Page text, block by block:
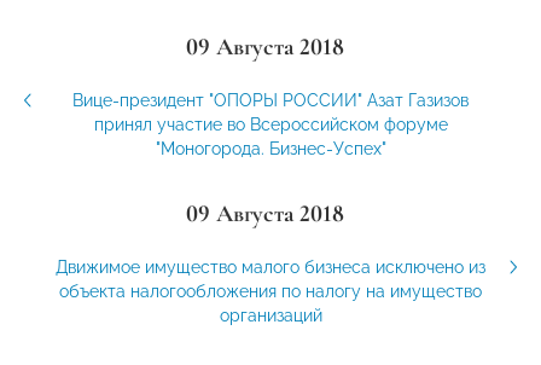
09 Августа 2018
Вице-президент "ОПОРЫ РОССИИ" Азат Газизов
принял участие во Всероссийском форуме
"Моногорода. Бизнес-Успех"
09 Августа 2018
Движимое имущество малого бизнеса исключено из
объекта налогообложения по налогу на имущество
организаций